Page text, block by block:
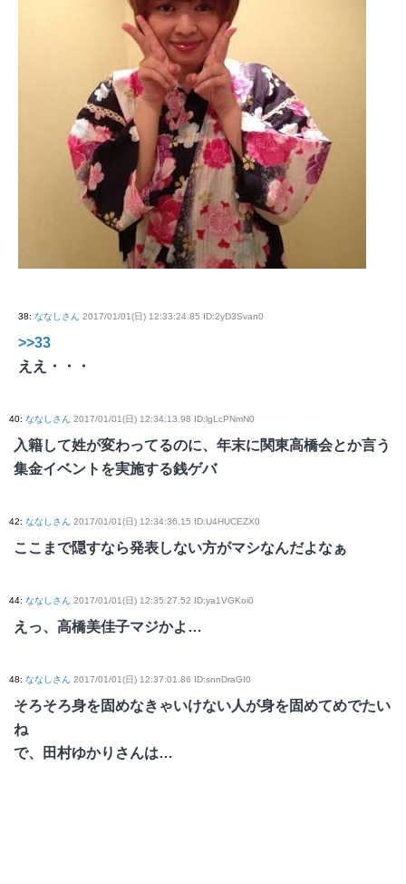
38: ななしさん 2017/01/01(日) 12:33:24.85 ID:2yD3Svan0
>>33
ええ・・・
40: ななしさん 2017/01/01(日) 12:34:13.98 ID:lgLcPNmN0
入籍して姓が変わってるのに、年末に関東高橋会とか言う
集金イベントを実施する銭ゲバ
42: ななしさん 2017/01/01(日) 12:34:36.15 ID:U4HUCEZX0
ここまで隠すなら発表しない方がマシなんだよなぁ
44: ななしさん 2017/01/01(日) 12:35:27.52 ID:ya1VGKoi0
えっ、高橋美佳子マジかよ…
48: ななしさん 2017/01/01(日) 12:37:01.86 ID:snnDraGI0
そろそろ身を固めなきゃいけない人が身を固めてめでたい
ね
で、田村ゆかりさんは…